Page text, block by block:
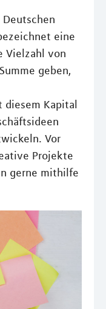
eine
Vielzahl von
geben,
Kapital
Vor
Projekte
gerne mithilfe